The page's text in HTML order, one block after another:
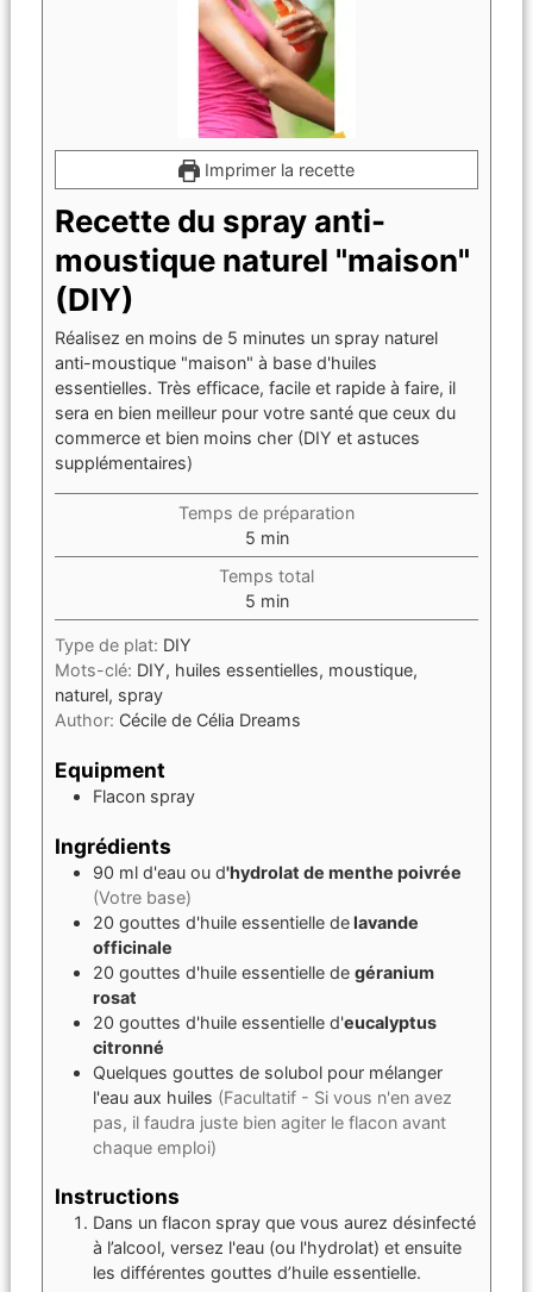
Imprimer la recette
Recette du spray anti-
moustique naturel "maison"
(DIY)
Réalisez en moins de 5 minutes un spray naturel
anti-moustique "maison" à base d'huiles
essentielles. Très efficace, facile et rapide à faire, il
sera en bien meilleur pour votre santé que ceux du
commerce et bien moins cher (DIY et astuces
supplémentaires)
Temps de préparation
5 min
Temps total
5 min
Type de plat: DIY
Mots-clé: DIY, huiles essentielles, moustique,
naturel, spray
Author: Cécile de Célia Dreams
Equipment
Flacon spray
Ingrédients
90 ml d'eau ou d'hydrolat de menthe poivrée
(Votre base)
20 gouttes d'huile essentielle delavande
officinale
20 gouttes d'huile essentielle de géranium
rosat
20 gouttes d'huile essentielle d'eucalyptus
citronné
Quelques gouttes de solubol pour mélanger
l'eau aux huiles (Facultatif - Si vous n'en avez
pas, il faudra juste bien agiter le flacon avant
chaque emploi)
Instructions
Dans un flacon spray que vous aurez désinfecté
à l’alcool, versez l'eau (ou l'hydrolat) et ensuite
les différentes gouttes d’huile essentielle.